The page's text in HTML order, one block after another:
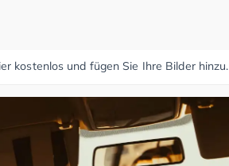
kostenlos und fügen Sie Ihre Bilder hinzu.